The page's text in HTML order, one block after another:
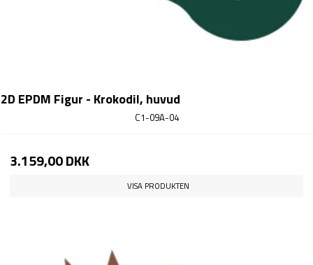
2D EPDM Figur - Krokodil, huvud
C1-09A-04
3.159,00 DKK
VISA PRODUKTEN